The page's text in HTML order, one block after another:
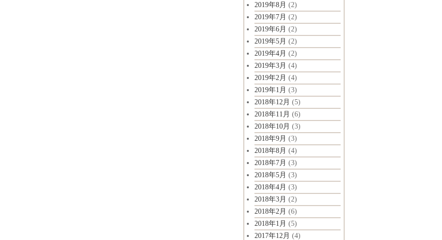
2019年8月 (2)
2019年7月 (2)
2019年6月 (2)
2019年5月 (2)
2019年4月 (2)
2019年3月 (4)
2019年2月 (4)
2019年1月 (3)
2018年12月 (5)
2018年11月 (6)
2018年10月 (3)
2018年9月 (3)
2018年8月 (4)
2018年7月 (3)
2018年5月 (3)
2018年4月 (3)
2018年3月 (2)
2018年2月 (6)
2018年1月 (5)
2017年12月 (4)